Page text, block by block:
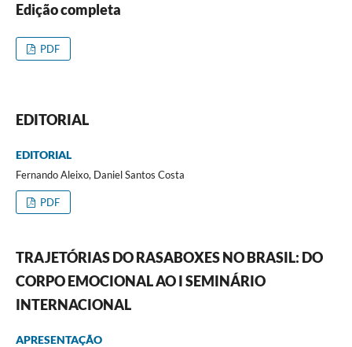
Edição completa
PDF
EDITORIAL
EDITORIAL
Fernando Aleixo, Daniel Santos Costa
PDF
TRAJETÓRIAS DO RASABOXES NO BRASIL: DO
CORPO EMOCIONAL AO I SEMINÁRIO
INTERNACIONAL
APRESENTAÇÃO